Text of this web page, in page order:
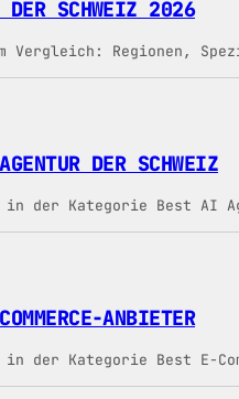
DER SCHWEIZ 2026
Vergleich: Regionen,
DER SCHWEIZ
der Kategorie Best AI
ANBIETER
der Kategorie Best E-